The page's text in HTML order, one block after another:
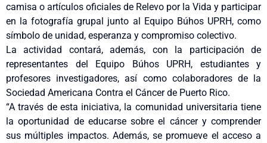
camisa o artículos oficiales de Relevo por la Vida y participar
en la fotografía grupal junto al Equipo Búhos UPRH, como
símbolo de unidad, esperanza y compromiso colectivo.
La actividad contará, además, con la participación de
representantes del Equipo Búhos UPRH, estudiantes y
profesores investigadores, así como colaboradores de la
Sociedad Americana Contra el Cáncer de Puerto Rico.
“A través de esta iniciativa, la comunidad universitaria tiene
la oportunidad de educarse sobre el cáncer y comprender
sus múltiples impactos. Además, se promueve el acceso a